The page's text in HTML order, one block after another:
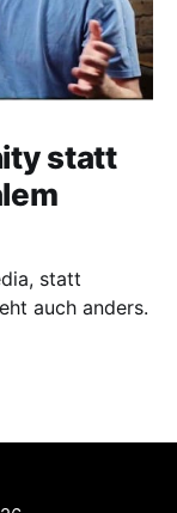
statt
statt
auch anders.